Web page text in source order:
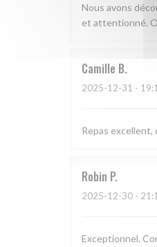
Nous avons
et attentionné.
Camille B
2025-12-31 -
Repas
Robin P
2025-12-30 -
Exceptionnel.